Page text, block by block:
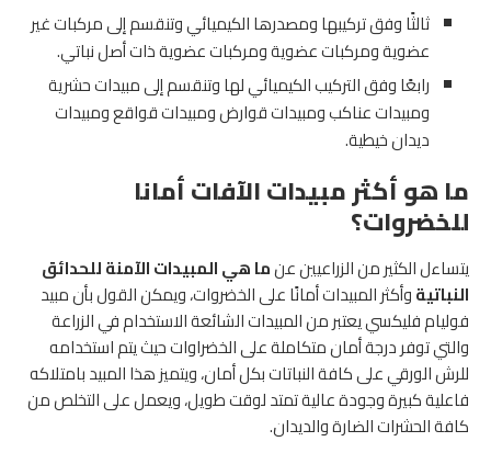
ثالثًا وفق تركيبها ومصدرها الكيميائي وتنقسم إلى مركبات غير
عضوية ومركبات عضوية ومركبات عضوية ذات أصل نباتي.
رابعًا وفق التركيب الكيميائي لها وتنقسم إلى مبيدات حشرية
ومبيدات عناكب ومبيدات قوارض ومبيدات قواقع ومبيدات
ديدان خيطية.
ما هو أكثر مبيدات الآفات أمانا
للخضروات؟
يتساءل الكثير من الزراعيين عنما هي المبيدات الآمنة للحدائق
النباتيةوأكثر المبيدات أمانًا على الخضروات، ويمكن القول بأن مبيد
فوليام فليكسي يعتبر من المبيدات الشائعة الاستخدام في الزراعة
والتي توفر درجة أمان متكاملة على الخضراوات حيث يتم استخدامه
للرش الورقي على كافة النباتات بكل أمان، ويتميز هذا المبيد بامتلاكه
فاعلية كبيرة وجودة عالية تمتد لوقت طويل، ويعمل على التخلص من
كافة الحشرات الضارة والديدان.